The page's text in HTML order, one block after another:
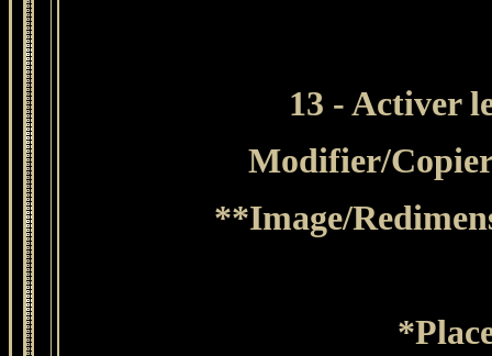
13 - Activer
Modifier/
**Image/